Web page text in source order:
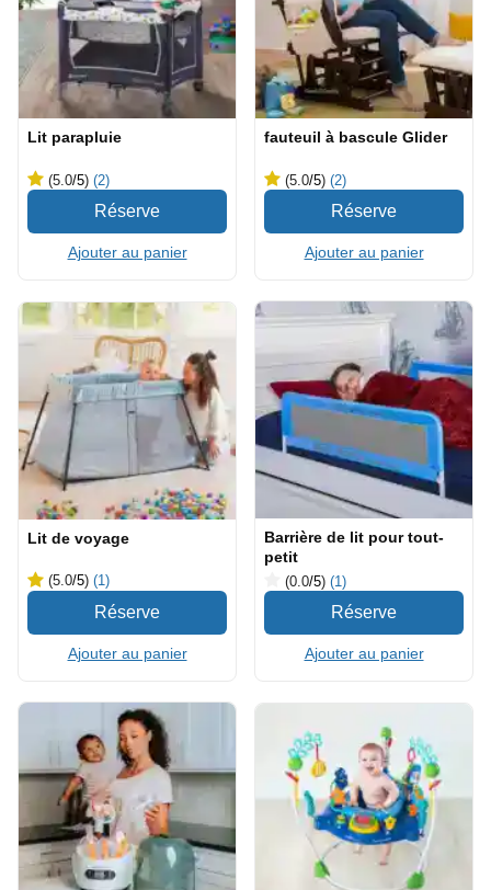
Lit parapluie
(5.0/5) (2)
Ajouter au panier
fauteuil à bascule Glider
(5.0/5) (2)
Ajouter au panier
Lit de voyage
(5.0/5) (1)
Ajouter au panier
Barrière de lit pour tout-
petit
(0.0/5) (1)
Ajouter au panier